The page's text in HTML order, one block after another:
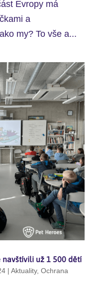
Evropy má
a
my? To vše a...
navštívili už 1 500 dětí
| Aktuality, Ochrana